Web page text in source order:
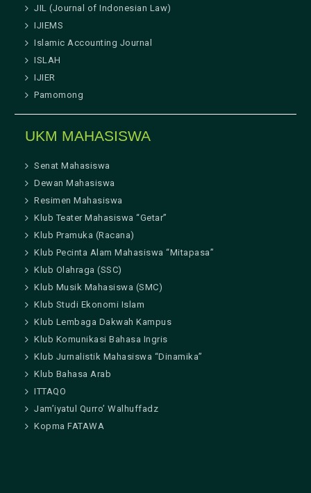
JIL (Journal of Indonesian Law)
IJIEMS
Islamic Accounting Journal
ISLAH
IJIER
Pamomong
UKM MAHASISWA
Senat Mahasiswa
Dewan Mahasiswa
Resimen Mahasiswa
Klub Teater Mahasiswa “Getar”
Klub Pramuka (Racana)
Klub Pecinta Alam Mahasiswa “Mitapasa”
Klub Olahraga (SSC)
Klub Musik Mahasiswa (SMC)
Klub Studi Ekonomi Islam
Klub Lembaga Dakwah Kampus
Klub Komunikasi Bahasa Ingris
Klub Jurnalistik Mahasiswa “Dinamika”
Klub Bahasa Arab
ITTAQO
Jam’iyatul Qurro’ Walhuffadz
Kopma FATAWA